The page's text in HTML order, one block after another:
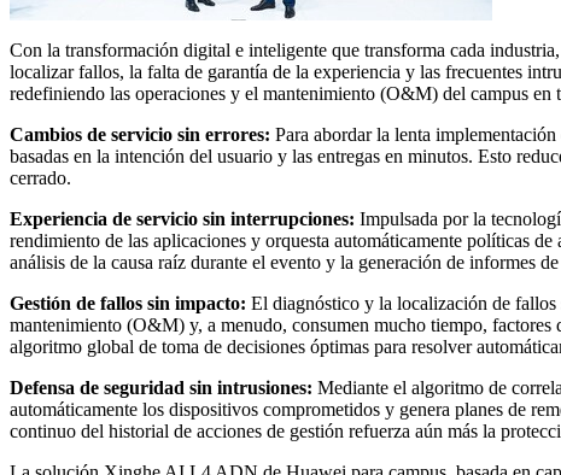
Con la transformación digital e inteligente que transforma cada
localizar fallos, la falta de garantía de la experiencia y las frecuentes
redefiniendo las operaciones y el mantenimiento (O&M) del campus en
Cambios de servicio sin errores: Para abordar la lenta
basadas en la intención del usuario y las entregas en minutos. Esto
cerrado.
Experiencia de servicio sin interrupciones: Impulsada por la
rendimiento de las aplicaciones y orquesta automáticamente políticas
análisis de la causa raíz durante el evento y la generación de informes
Gestión de fallos sin impacto: El diagnóstico y la localización de fallos
mantenimiento (O&M) y, a menudo, consumen mucho tiempo,
algoritmo global de toma de decisiones óptimas para resolver
Defensa de seguridad sin intrusiones: Mediante el algoritmo de
automáticamente los dispositivos comprometidos y genera planes de
continuo del historial de acciones de gestión refuerza aún más la